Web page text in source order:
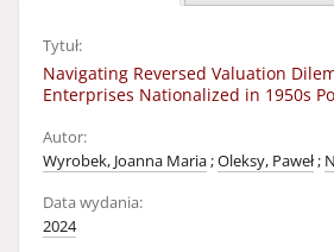
Tytuł:
Navigating Reversed Valuation
Enterprises Nationalized in 1950s
Autor:
Wyrobek, Joanna Maria;Oleksy, Paweł;
Data wydania:
2024